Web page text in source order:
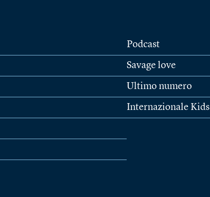
Podcast
Savage love
Ultimo numero
Internazionale Kids